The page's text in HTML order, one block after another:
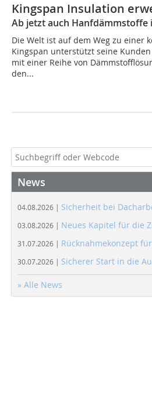
Kingspan Insulation
Ab jetzt auch Hanfdämmstoffe
Die Welt ist auf dem Weg zu einer
Kingspan unterstützt seine
mit einer Reihe von
den...
News
04.08.2026 | Sicherheit bei
03.08.2026 | Neues Kapitel für die
31.07.2026 | Rücknahmekonzept
30.07.2026 | Sicherer Start in die
» Alle News